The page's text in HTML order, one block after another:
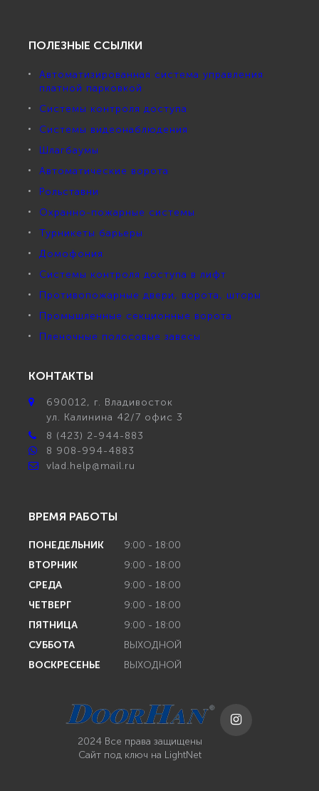
ПОЛЕЗНЫЕ ССЫЛКИ
Автоматизированная система управления
платной парковкой
Системы контроля доступа
Системы видеонаблюдения
Шлагбаумы
Автоматические ворота
Рольставни
Охранно-пожарные системы
Турникеты барьеры
Домофония
Системы контроля доступа в лифт
Противопожарные двери, ворота, шторы
Промышленные секционные ворота
Пленочные полосовые завесы
КОНТАКТЫ
690012, г. Владивосток
ул. Калинина 42/7 офис 3
8 (423) 2-944-883
8 908-994-4883
vlad.help@mail.ru
ВРЕМЯ РАБОТЫ
ПОНЕДЕЛЬНИК
9:00 - 18:00
ВТОРНИК
9:00 - 18:00
СРЕДА
9:00 - 18:00
ЧЕТВЕРГ
9:00 - 18:00
ПЯТНИЦА
9:00 - 18:00
СУББОТА
ВЫХОДНОЙ
ВОСКРЕСЕНЬЕ
ВЫХОДНОЙ
2024 Все права защищены
Сайт под ключ на LightNet